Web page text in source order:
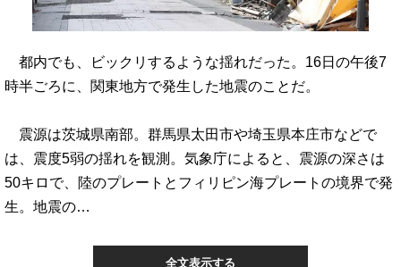
都内でも、ビックリするような揺れだった。16日の午後7
時半ごろに、関東地方で発生した地震のことだ。
震源は茨城県南部。群馬県太田市や埼玉県本庄市などで
は、震度5弱の揺れを観測。気象庁によると、震源の深さは
50キロで、陸のプレートとフィリピン海プレートの境界で発
生。地震の…
全文表示する